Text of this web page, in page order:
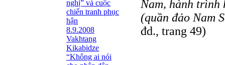
nghị” và cuộc
chiến tranh phục
hận
8.9.2008
Vakhtang
Kikabidze
“Không ai nói
Nam, hành
(quần đảo Nam
đd., trang 49)